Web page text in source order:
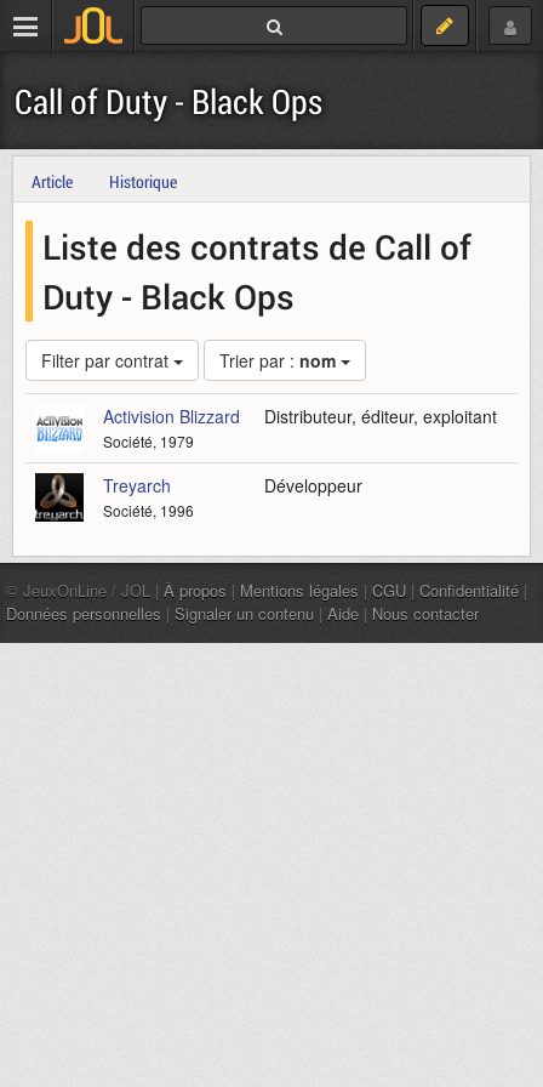
Call of Duty - Black Ops
Article Historique
Liste des contrats de Call of
Duty - Black Ops
Filter par contrat Trier par : nom
Activision Blizzard
Société, 1979
Distributeur, éditeur, exploitant
Treyarch
Société, 1996
Développeur
© JeuxOnLine / JOL | À propos | Mentions légales | CGU | Confidentialité |
Données personnelles | Signaler un contenu | Aide | Nous contacter